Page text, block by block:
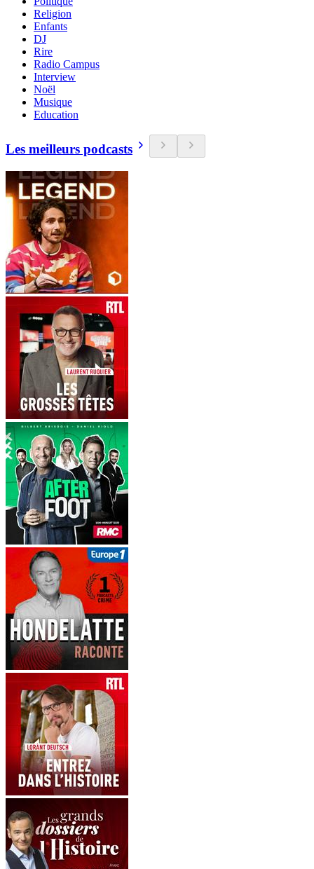
Religion
Enfants
DJ
Rire
Radio Campus
Interview
Noël
Musique
Education
Les meilleurs podcasts